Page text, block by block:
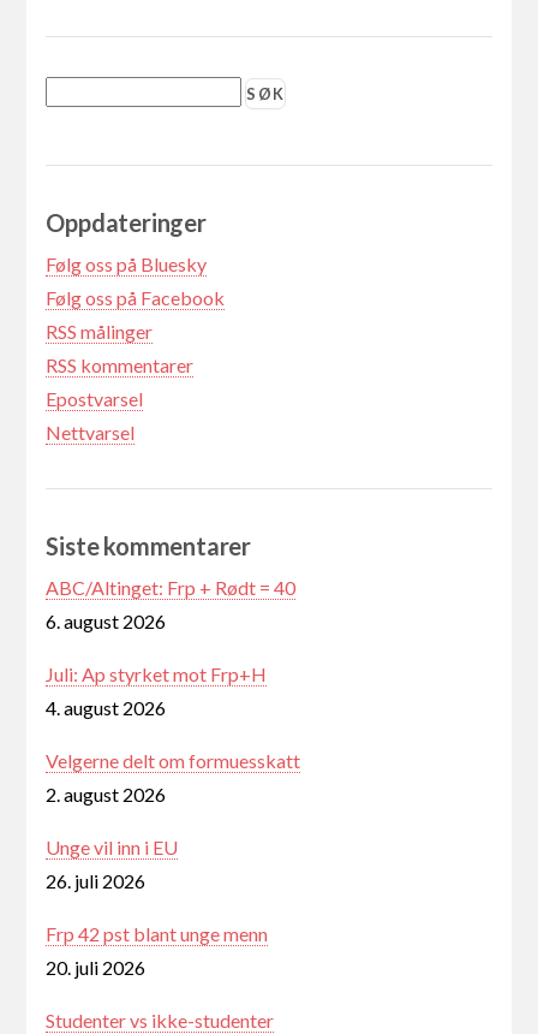
Oppdateringer
Følg oss på Bluesky
Følg oss på Facebook
RSS målinger
RSS kommentarer
Epostvarsel
Nettvarsel
Siste kommentarer
ABC/Altinget: Frp + Rødt = 40
6. august 2026
Juli: Ap styrket mot Frp+H
4. august 2026
Velgerne delt om formuesskatt
2. august 2026
Unge vil inn i EU
26. juli 2026
Frp 42 pst blant unge menn
20. juli 2026
Studenter vs ikke-studenter